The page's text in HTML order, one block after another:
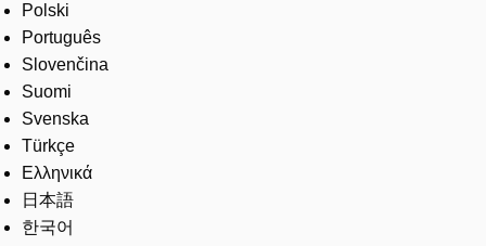
Polski
Português
Slovenčina
Suomi
Svenska
Türkçe
Ελληνικά
日本語
한국어